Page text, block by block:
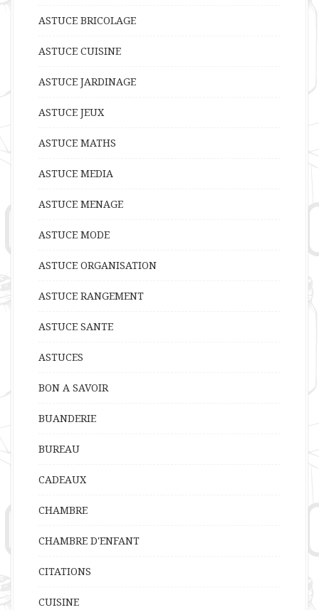
ASTUCE BRICOLAGE
ASTUCE CUISINE
ASTUCE JARDINAGE
ASTUCE JEUX
ASTUCE MATHS
ASTUCE MEDIA
ASTUCE MENAGE
ASTUCE MODE
ASTUCE ORGANISATION
ASTUCE RANGEMENT
ASTUCE SANTE
ASTUCES
BON A SAVOIR
BUANDERIE
BUREAU
CADEAUX
CHAMBRE
CHAMBRE D'ENFANT
CITATIONS
CUISINE